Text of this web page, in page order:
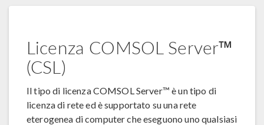
Licenza COMSOL Server™
(CSL)
Il tipo di licenza COMSOL Server™ è un tipo di
licenza di rete ed è supportato su una rete
eterogenea di computer che eseguono uno qualsiasi